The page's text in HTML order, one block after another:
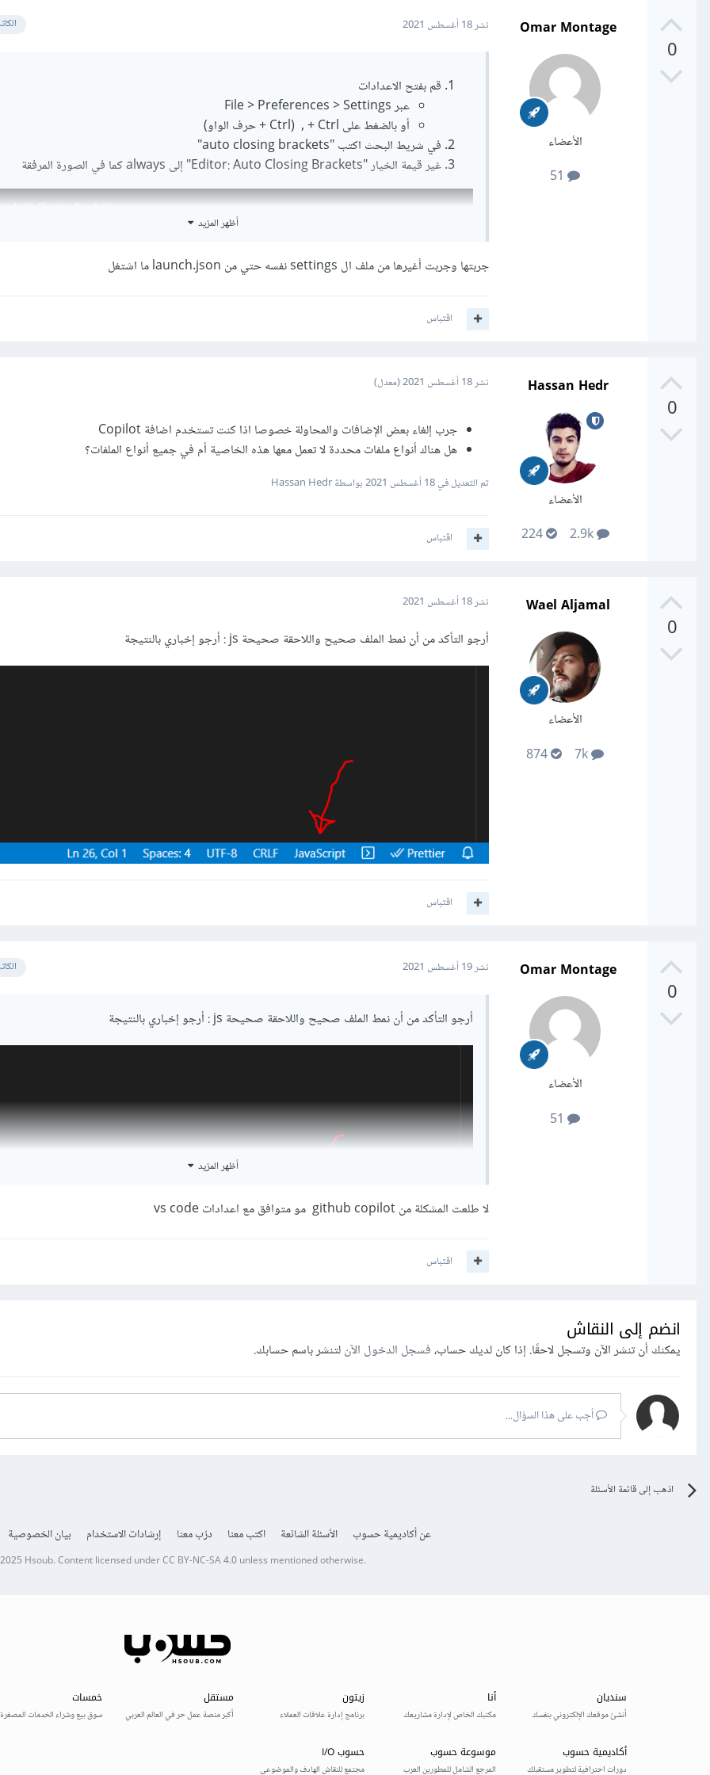
0
Omar Montage
الأعضاء
نشر18 أغسطس 2021
قم بفتح الاعدادات
عبر File > Preferences > Settings
أو بالضغط على Ctrl + , (Ctrl + حرف الواو)
في شريط البحث اكتب "auto closing brackets"
غير قيمة الخيار "Editor: Auto Closing Brackets" إلى always كما في الصورة المرفقة
أظهر المزيد
جربتها وجربت أغيرها من ملف ال settings نفسه حتي من launch.json ما اشتغل
اقتباس
0
Hassan Hedr
الأعضاء
2.9k
224
نشر18 أغسطس 2021 (معدل)
جرب إلغاء بعض الإضافات والمحاولة خصوصا اذا كنت تستخدم اضافة Copilot
هل هناك أنواع ملفات محددة لا تعمل معها هذه الخاصية أم في جميع أنواع الملفات؟
تم التعديل في18 أغسطس 2021 بواسطة Hassan Hedr
اقتباس
0
Wael Aljamal
الأعضاء
نشر18 أغسطس 2021
أرجو التأكد من أن نمط الملف صحيح واللاحقة صحيحة js : أرجو إخباري بالنتيجة
اقتباس
0
Omar Montage
الأعضاء
نشر19 أغسطس 2021
أرجو التأكد من أن نمط الملف صحيح واللاحقة صحيحة js : أرجو إخباري بالنتيجة
أظهر المزيد
لا طلعت المشكلة من github copilot مو متوافق مع اعدادات vs code
اقتباس
انضم إلى النقاش
يمكنك أن تنشر الآن وتسجل لاحقًا. إذا كان لديك حساب،فسجل الدخول الآنلتنشر باسم حسابك.
أجب على هذا السؤال...
اذهب إلى قائمة الأسئلة
عن أكاديمية حسوب الأسئلة الشائعة اكتب معنا درّب معنا إرشادات الاستخدام بيان الخصوصية
Hsoub.Content licensed underCC BY-NC-SA 4.0unless mentioned otherwise.